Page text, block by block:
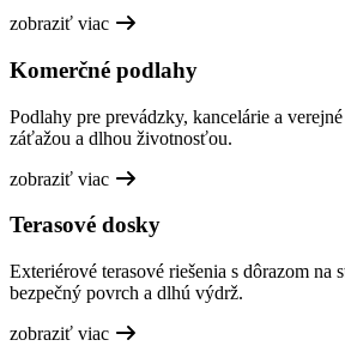
zobraziť viac
Komerčné podlahy
Podlahy pre prevádzky, kancelárie a
záťažou a dlhou životnosťou.
zobraziť viac
Terasové dosky
Exteriérové terasové riešenia s dôrazom na
bezpečný povrch a dlhú výdrž.
zobraziť viac